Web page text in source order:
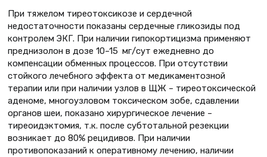
При тяжелом тиреотоксикозе и сердечной
недостаточности показаны сердечные гликозиды под
контролем ЭКГ. При наличии гипокортицизма применяют
преднизолон в дозе 10–15 мг/сут ежедневно до
компенсации обменных процессов. При отсутствии
стойкого лечебного эффекта от медикаментозной
терапии или при наличии узлов в ЩЖ – тиреотоксической
аденоме, многоузловом токсическом зобе, сдавлении
органов шеи, показано хирургическое лечение –
тиреоидэктомия, т.к. после субтотальной резекции
возникает до 80% рецидивов. При наличии
противопоказаний к оперативному лечению, наличии